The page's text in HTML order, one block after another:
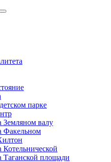
парке
Земляном валу
Факельном
Таганской площади